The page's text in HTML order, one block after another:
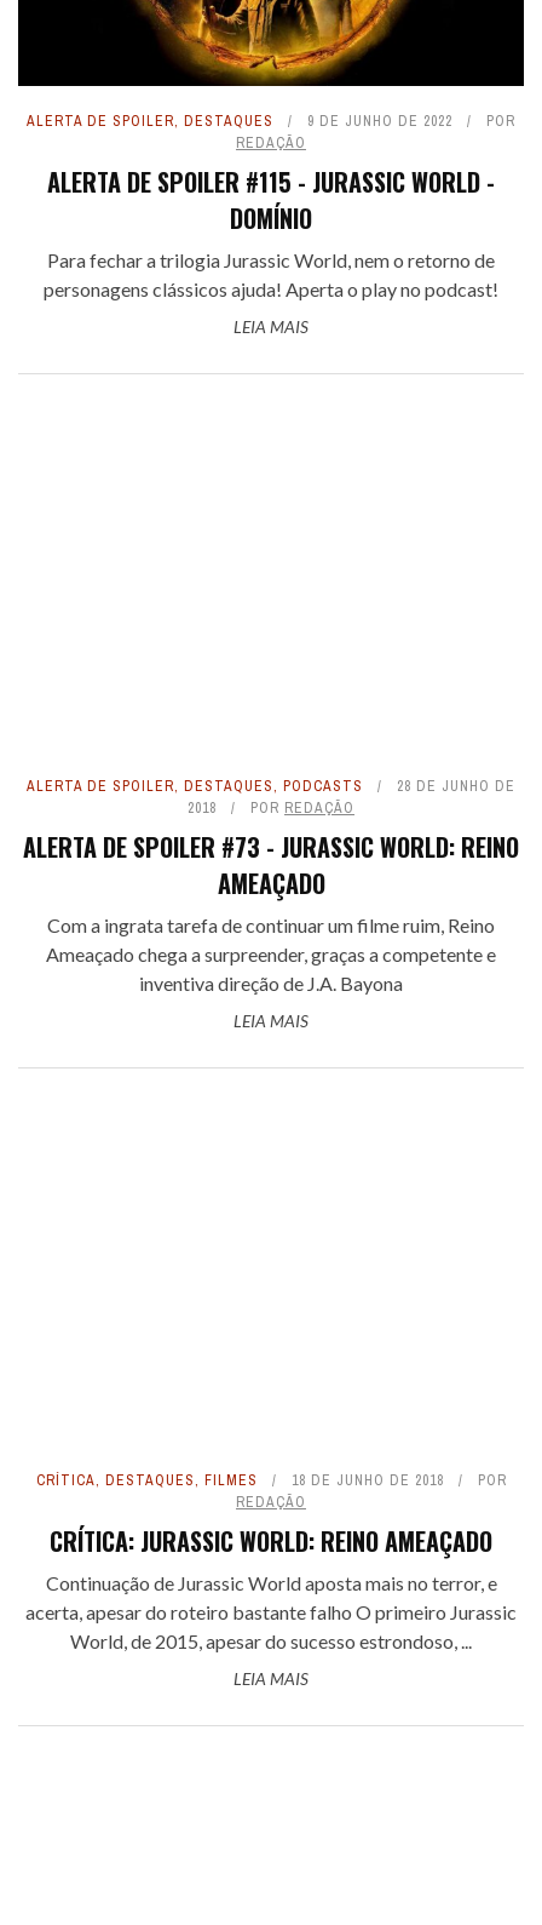
ALERTA DE SPOILER, DESTAQUES 9 DE JUNHO DE 2022
POR
REDAÇÃO
ALERTA DE SPOILER #115 - JURASSIC WORLD -
DOMÍNIO
Para fechar a trilogia Jurassic World, nem o retorno de
personagens clássicos ajuda! Aperta o play no podcast!
LEIA MAIS
ALERTA DE SPOILER, DESTAQUES, PODCASTS
28 DE JUNHO DE
2018
POR REDAÇÃO
ALERTA DE SPOILER #73 - JURASSIC WORLD: REINO
AMEAÇADO
Com a ingrata tarefa de continuar um filme ruim, Reino
Ameaçado chega a surpreender, graças a competente e
inventiva direção de J.A. Bayona
LEIA MAIS
CRÍTICA, DESTAQUES, FILMES 18 DE JUNHO DE 2018
POR
REDAÇÃO
CRÍTICA: JURASSIC WORLD: REINO AMEAÇADO
Continuação de Jurassic World aposta mais no terror, e
acerta, apesar do roteiro bastante falho O primeiro Jurassic
World, de 2015, apesar do sucesso estrondoso, ...
LEIA MAIS